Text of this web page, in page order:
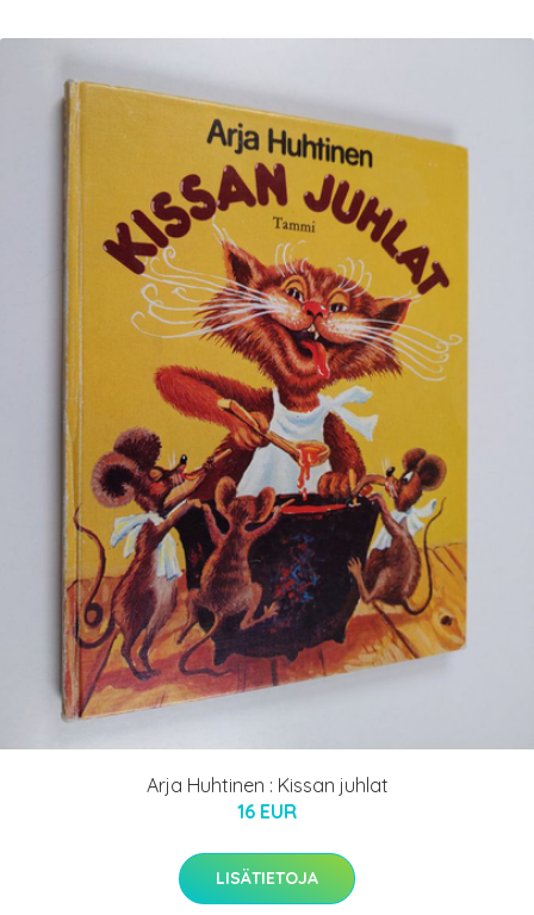
Arja Huhtinen : Kissan juhlat
16 EUR
LISÄTIETOJA